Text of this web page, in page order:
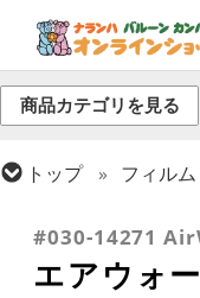
商品カテゴリを見る
トップ フィルム
お散歩・エアウ
#030-14271
エアウォ